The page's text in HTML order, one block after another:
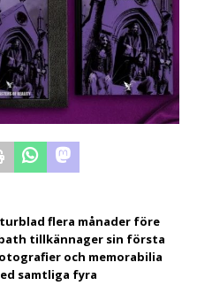
flera månader före
tillkännager sin första
och memorabilia
samtliga fyra